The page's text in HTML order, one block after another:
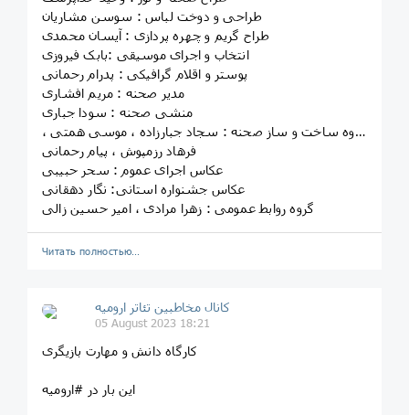
طراحی و دوخت لباس : سوسن مشاریان
طراح گریم و چهره پردازی : آیسان محمدی
انتخاب و اجرای موسیقی :بابک فیروزی
پوستر و اقلام گرافیکی : پدرام رحمانی
مدیر صحنه : مریم افشاری
منشی صحنه : سودا جباری
گروه ساخت و ساز صحنه : سجاد جبارزاده ، موسی همتی ،
فرهاد رزمپوش ، پیام رحمانی
عکاس اجرای عموم : سحر حبیبی
عکاس جشنواره استانی: نگار دهقانی
گروه روابط عمومی : زهرا مرادی ، امیر حسین زالی
Читать полностью…
کانال مخاطبین تئاتر ارومیه
05 August 2023 18:21
کارگاه دانش و مهارت بازیگری
این بار در #ارومیه